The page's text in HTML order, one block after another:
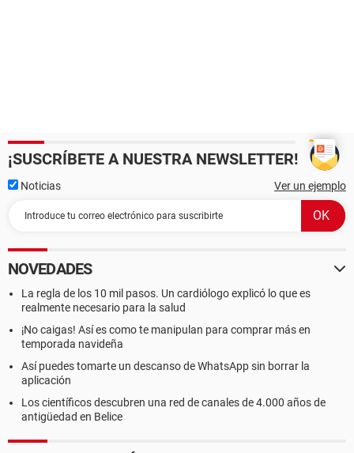
¡SUSCRÍBETE A NUESTRA NEWSLETTER!
Noticias Ver un ejemplo
NOVEDADES
La regla de los 10 mil pasos. Un cardiólogo explicó lo que es
realmente necesario para la salud
¡No caigas! Así es como te manipulan para comprar más en
temporada navideña
Así puedes tomarte un descanso de WhatsApp sin borrar la
aplicación
Los científicos descubren una red de canales de 4.000 años de
antigüedad en Belice